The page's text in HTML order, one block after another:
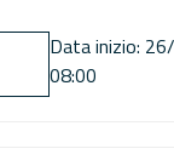
Data inizio:
08:00